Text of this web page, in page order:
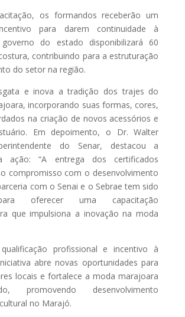
os formandos receberão um
para darem continuidade à
do estado disponibilizará 60
contribuindo para a estruturação
do setor na região.
e inova a tradição dos trajes do
incorporando suas formas, cores,
na criação de novos acessórios e
Em depoimento, o Dr. Walter
do Senar, destacou a
ação: “A entrega dos certificados
compromisso com o desenvolvimento
com o Senai e o Sebrae tem sido
oferecer uma capacitação
que impulsiona a inovação na moda
qualificação profissional e incentivo à
abre novas oportunidades para
locais e fortalece a moda marajoara
promovendo desenvolvimento
no Marajó.